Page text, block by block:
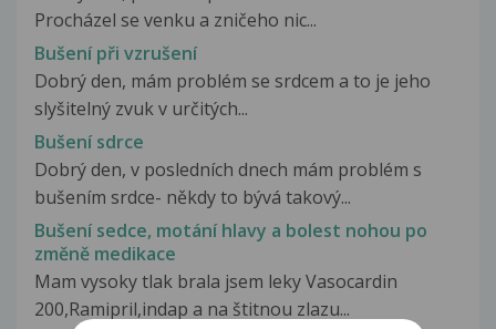
Procházel se venku a zničeho nic...
Bušení při vzrušení
Dobrý den, mám problém se srdcem a to je jeho
slyšitelný zvuk v určitých...
Bušení sdrce
Dobrý den, v posledních dnech mám problém s
bušením srdce- někdy to bývá takový...
Bušení sedce, motání hlavy a bolest nohou po
změně medikace
Mam vysoky tlak brala jsem leky Vasocardin
200,Ramipril,indap a na štitnou zlazu...